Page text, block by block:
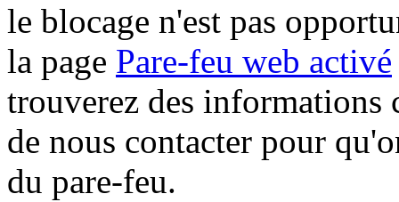
le blocage n'est pas
la page Pare-feu web activé
trouverez des informations
de nous contacter pour
du pare-feu.